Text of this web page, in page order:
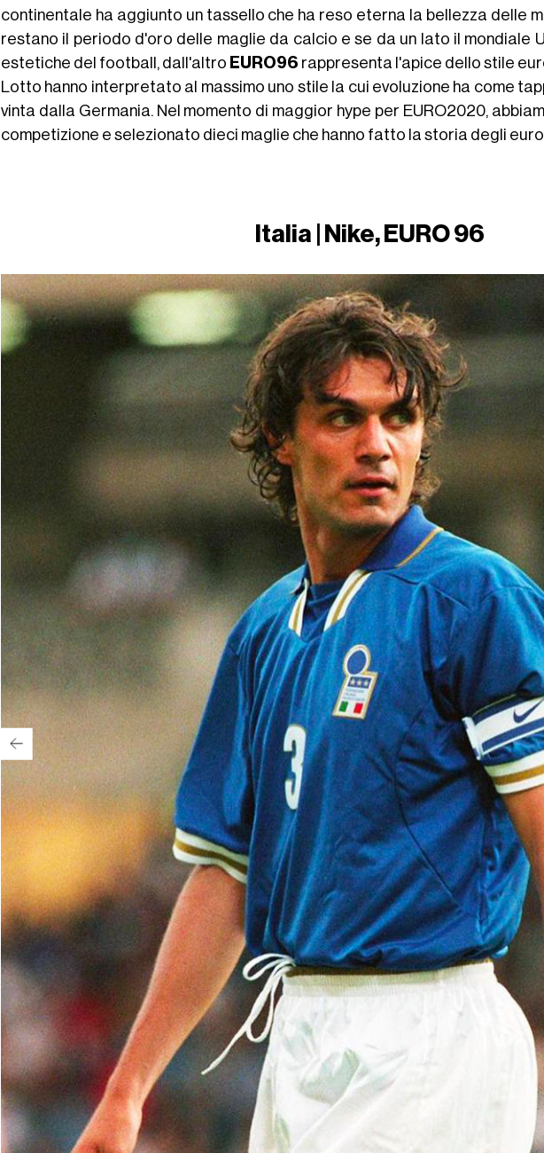
continentale ha aggiunto un tassello che ha reso eterna la bellezza delle
restano il periodo d'oro delle maglie da calcio e se da un lato il mondiale
estetiche del football, dall'altro EURO96 rappresenta l'apice dello stile
Lotto hanno interpretato al massimo uno stile la cui evoluzione ha come
vinta dalla Germania. Nel momento di maggior hype per EURO2020,
competizione e selezionato dieci maglie che hanno fatto la storia degli
Italia | Nike, EURO 96